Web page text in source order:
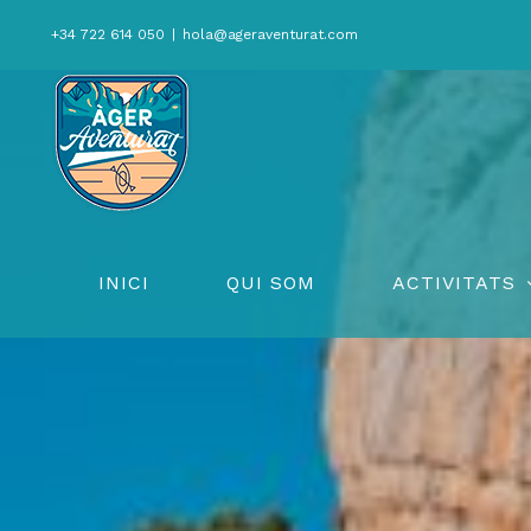
content
+34 722 614 050 hola@ageraventurat.com
INICI QUI SOM ACTIVITATS